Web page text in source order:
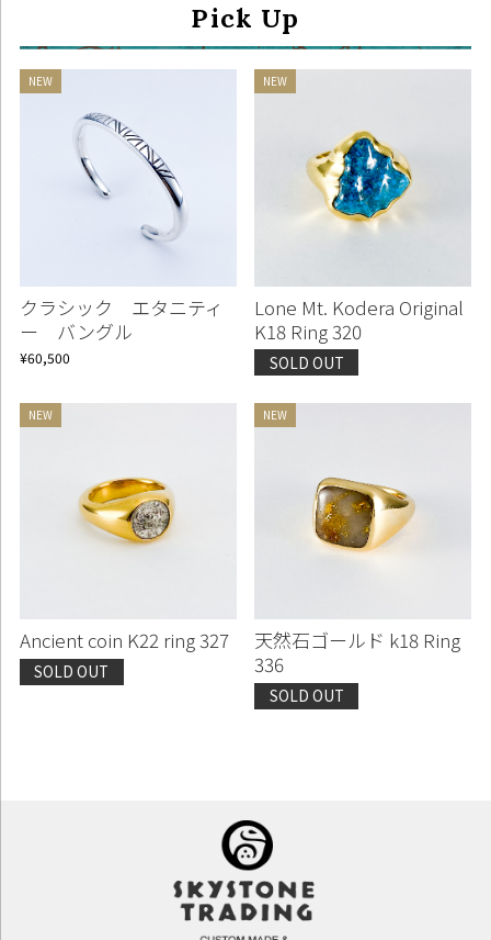
Pick Up
クラシック エタニティ
ー バングル
¥60,500
Lone Mt. Kodera Original
K18 Ring 320
SOLD OUT
Ancient coin K22 ring 327
SOLD OUT
天然石ゴールド k18 Ring
336
SOLD OUT